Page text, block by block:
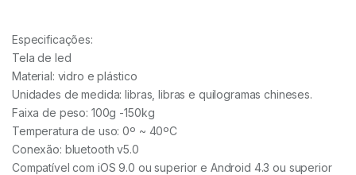
Especificações:
Tela de led
Material: vidro e plástico
Unidades de medida: libras, libras e quilogramas chineses.
Faixa de peso: 100g -150kg
Temperatura de uso: 0º ~ 40ºC
Conexão: bluetooth v5.0
Compatível com iOS 9.0 ou superior e Android 4.3 ou superior